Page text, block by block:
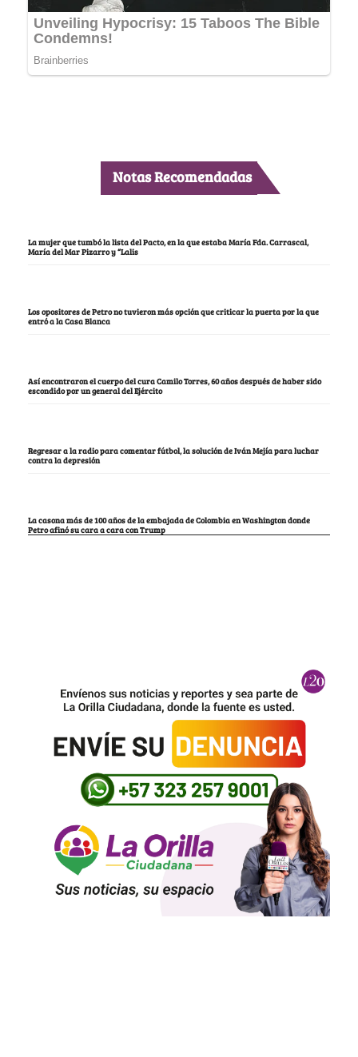
Notas Recomendadas
La mujer que tumbó la lista del Pacto, en la que estaba María Fda. Carrascal,
María del Mar Pizarro y “Lalis
Los opositores de Petro no tuvieron más opción que criticar la puerta por la que
entró a la Casa Blanca
Así encontraron el cuerpo del cura Camilo Torres, 60 años después de haber sido
escondido por un general del Ejército
Regresar a la radio para comentar fútbol, la solución de Iván Mejía para luchar
contra la depresión
La casona más de 100 años de la embajada de Colombia en Washington donde
Petro afinó su cara a cara con Trump